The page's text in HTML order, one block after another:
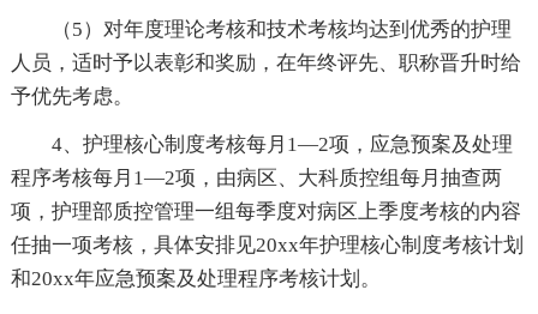
（5）对年度理论考核和技术考核均达到优秀的护理
人员，适时予以表彰和奖励，在年终评先、职称晋升时给
予优先考虑。
4、护理核心制度考核每月1—2项，应急预案及处理
程序考核每月1—2项，由病区、大科质控组每月抽查两
项，护理部质控管理一组每季度对病区上季度考核的内容
任抽一项考核，具体安排见20xx年护理核心制度考核计划
和20xx年应急预案及处理程序考核计划。